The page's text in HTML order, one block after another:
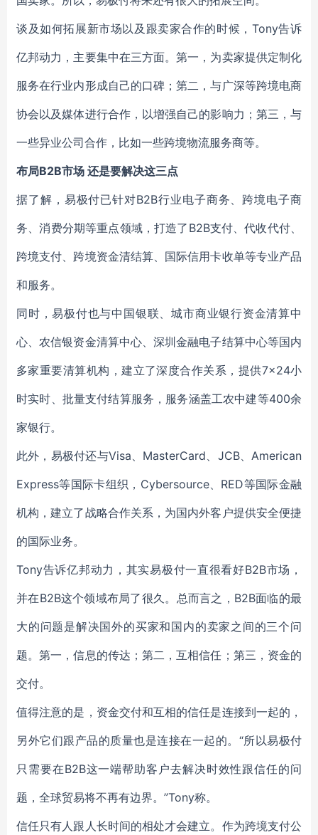
谈及如何拓展新市场以及跟卖家合作的时候，Tony告诉
亿邦动力，主要集中在三方面。第一，为卖家提供定制化
服务在行业内形成自己的口碑；第二，与广深等跨境电商
协会以及媒体进行合作，以增强自己的影响力；第三，与
一些异业公司合作，比如一些跨境物流服务商等。
布局B2B市场 还是要解决这三点
据了解，易极付已针对B2B行业电子商务、跨境电子商
务、消费分期等重点领域，打造了B2B支付、代收代付、
跨境支付、跨境资金清结算、国际信用卡收单等专业产品
和服务。
同时，易极付也与中国银联、城市商业银行资金清算中
心、农信银资金清算中心、深圳金融电子结算中心等国内
多家重要清算机构，建立了深度合作关系，提供7×24小
时实时、批量支付结算服务，服务涵盖工农中建等400余
家银行。
此外，易极付还与Visa、MasterCard、JCB、American
Express等国际卡组织，Cybersource、RED等国际金融
机构，建立了战略合作关系，为国内外客户提供安全便捷
的国际业务。
Tony告诉亿邦动力，其实易极付一直很看好B2B市场，
并在B2B这个领域布局了很久。总而言之，B2B面临的最
大的问题是解决国外的买家和国内的卖家之间的三个问
题。第一，信息的传达；第二，互相信任；第三，资金的
交付。
值得注意的是，资金交付和互相的信任是连接到一起的，
另外它们跟产品的质量也是连接在一起的。“所以易极付
只需要在B2B这一端帮助客户去解决时效性跟信任的问
题，全球贸易将不再有边界。”Tony称。
信任只有人跟人长时间的相处才会建立。作为跨境支付公